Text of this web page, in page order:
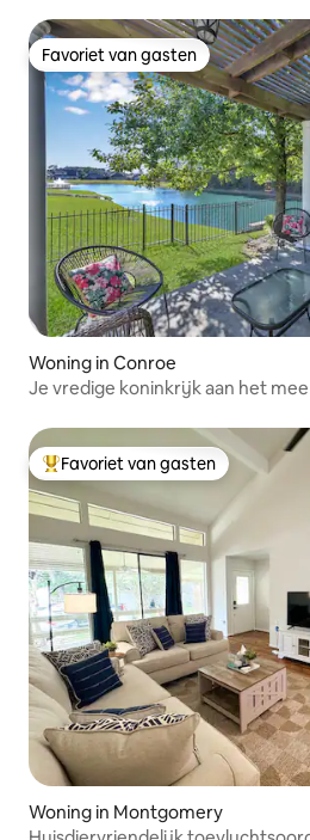
Favoriet van gasten
Favoriet van gasten
Woning in Conroe
Je vredige koninkrijk aan het
Topfavoriet van gasten
Favoriet van gasten
Woning in Montgomery